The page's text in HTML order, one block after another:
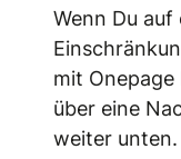
Wenn Du
mit
über eine
weiter unten.